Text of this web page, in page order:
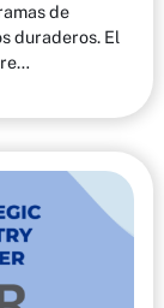
de
duraderos. El